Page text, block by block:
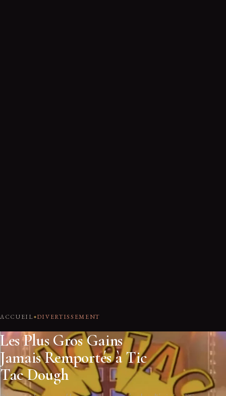
ACCUEIL DIVERTISSEMENT
Les Plus Gros Gains
Jamais Remportés à Tic
Tac Dough